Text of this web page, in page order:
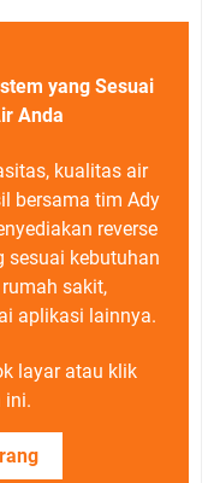
yang Sesuai
Anda
kualitas air
bersama tim Ady
reverse
sesuai kebutuhan
sakit,
aplikasi lainnya.
layar atau klik
ini.